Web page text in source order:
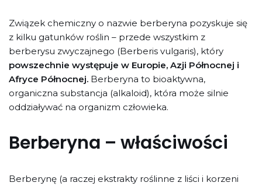
Związek chemiczny o nazwie berberyna pozyskuje się
z kilku gatunków roślin – przede wszystkim z
berberysu zwyczajnego (Berberis vulgaris), który
powszechnie występuje w Europie, Azji Północnej i
Afryce Północnej. Berberyna to bioaktywna,
organiczna substancja (alkaloid), która może silnie
oddziaływać na organizm człowieka.
Berberyna – właściwości
Berberynę (a raczej ekstrakty roślinne z liści i korzeni